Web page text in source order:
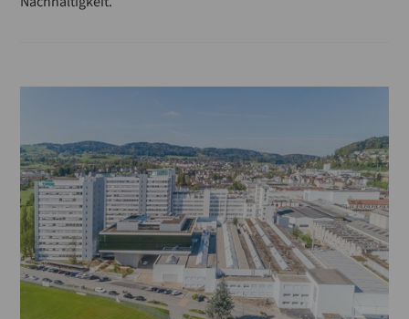
Fördertechnik
EU-Verordnung
Ernte
Biogetreide
Ausbildung
Absacken